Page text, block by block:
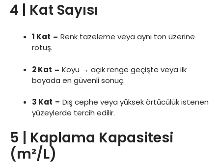
4 | Kat Sayısı
1 Kat = Renk tazeleme veya aynı ton üzerine
rötuş.
2 Kat = Koyu → açık renge geçişte veya ilk
boyada en güvenli sonuç.
3 Kat = Dış cephe veya yüksek örtücülük istenen
yüzeylerde tercih edilir.
5 | Kaplama Kapasitesi
(m²/L)